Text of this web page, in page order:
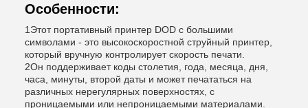
Особенности:
1Этот портативный принтер DOD с большими
символами - это высокоскоростной струйный принтер,
который вручную контролирует скорость печати.
2Он поддерживает коды столетия, года, месяца, дня,
часа, минуты, второй даты и может печататься на
различных нерегулярных поверхностях, с
проницаемыми или непроницаемыми материалами.